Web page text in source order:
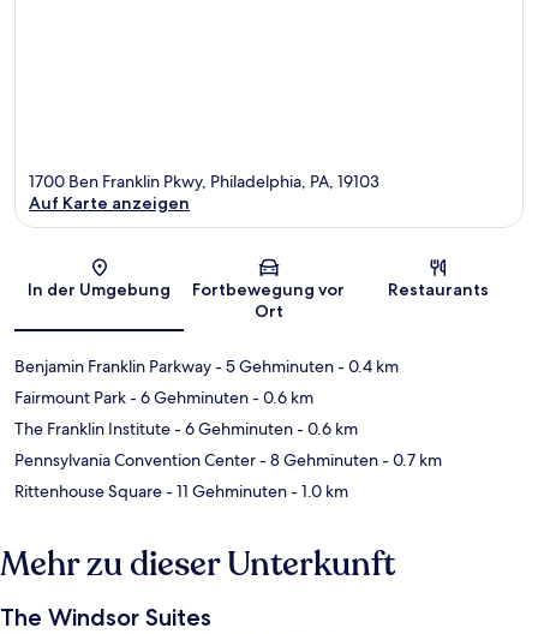
Karte
1700 Ben Franklin Pkwy, Philadelphia, PA, 19103
Auf Karte anzeigen
In der Umgebung
Fortbewegung vor
Ort
Restaurants
Benjamin Franklin Parkway- 5 Gehminuten- 0.4 km
Fairmount Park- 6 Gehminuten- 0.6 km
The Franklin Institute- 6 Gehminuten- 0.6 km
Pennsylvania Convention Center- 8 Gehminuten- 0.7 km
Rittenhouse Square- 11 Gehminuten- 1.0 km
Mehr zu dieser Unterkunft
The Windsor Suites